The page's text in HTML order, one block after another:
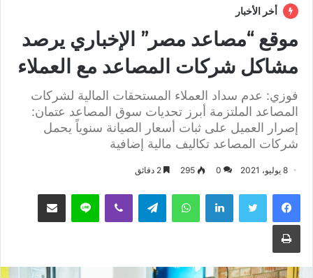
أخر الأخبار
موقع “مصاعد مصر” الإخباري يرصد
مشاكل شركات المصاعد مع العملاء
فوزي: عدم سداد العملاء المستحقات المالية لشركات
المصاعد الملتزمة أبرز تحديات سوق المصاعد عتمان:
إصرار العميل على ثبات أسعار الصيانة سنوياً يحمل
شركات المصاعد تكاليف مالية إضافية
8 يوليو، 2021 0
295
فيسبوك لينكدإن واتساب لاين